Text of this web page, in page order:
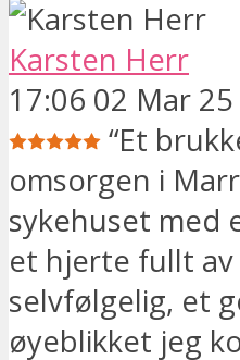
Karsten Herr
17:06 02 Mar 25
“Et
omsorgen i
sykehuset med
et hjerte fullt
selvfølgelig, et
øyeblikket jeg